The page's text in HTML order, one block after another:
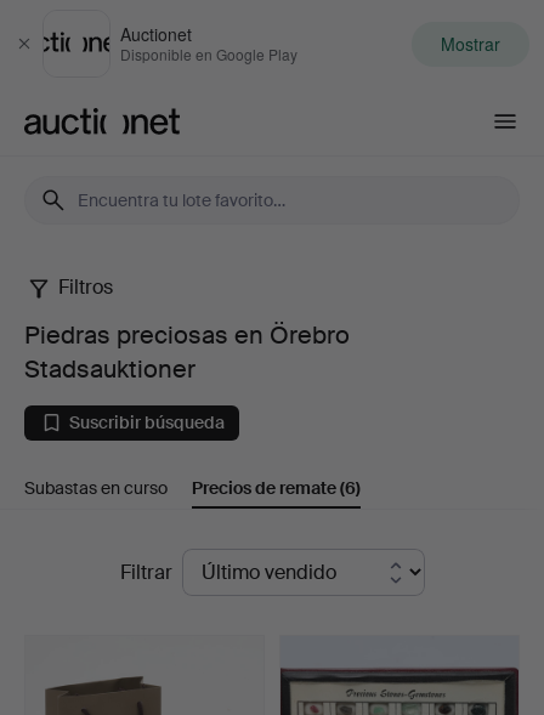
Cerrar
Auctionet
Disponible en Google Play Mostrar
Piedras
preciosas
en
Örebro
Filtros
Piedras preciosas en Örebro
Stadsauktioner
Suscribir búsqueda
Subastas en curso Precios de remate(6)
Filtrar